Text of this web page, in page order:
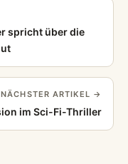
spricht über die
NÄCHSTER ARTIKEL →
im Sci-Fi-Thriller